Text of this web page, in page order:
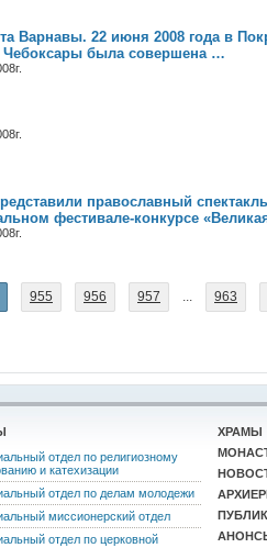
Варнавы. 22 июня 2008 года в
Чебоксары была совершена …
православный
фестивале-конкурсе
955 956 957 963
отдел по религиозному
и катехизации
отдел по делам молодежи
миссионерский отдел
отдел по церковной
ХРАМЫ